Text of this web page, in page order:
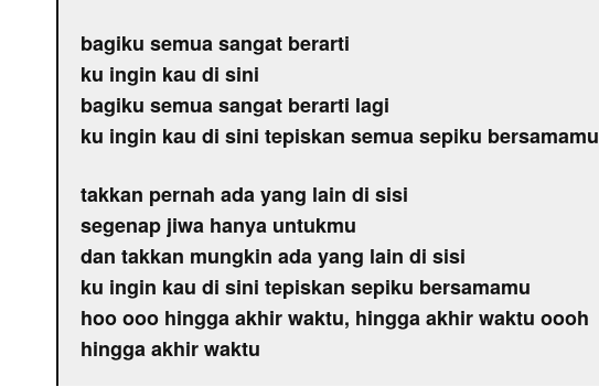
bagiku semua sangat berarti
ku ingin kau di sini
bagiku semua sangat berarti lagi
ku ingin kau di sini tepiskan semua sepiku bersamamu
takkan pernah ada yang lain di sisi
segenap jiwa hanya untukmu
dan takkan mungkin ada yang lain di sisi
ku ingin kau di sini tepiskan sepiku bersamamu
hoo ooo hingga akhir waktu, hingga akhir waktu oooh
hingga akhir waktu